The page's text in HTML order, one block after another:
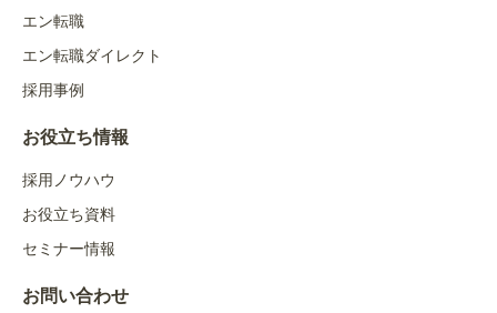
エン転職
エン転職ダイレクト
採用事例
お役立ち情報
採用ノウハウ
お役立ち資料
セミナー情報
お問い合わせ